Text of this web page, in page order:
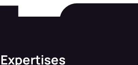
Expertises